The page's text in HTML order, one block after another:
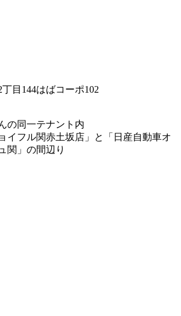
目144はばコーポ102
の同一テナント内
イフル関赤土坂店」と「日産自動車オ
関」の間辺り